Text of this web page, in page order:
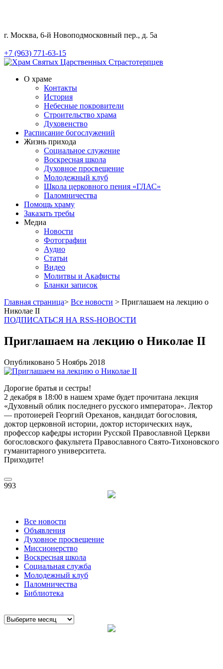
г. Москва, 6-й Новоподмосковный пер., д. 5а
+7 (963) 771-63-15
О храме
Контакты
История
Небесные покровители
Строительство храма
Духовенство
Расписание богослужений
Жизнь прихода
Социальное служение
Воскресная школа
Духовное просвещение
Молодежный клуб
Школа церковного пения «ГЛАС»
Паломничества
Помощь храму
Заказать требы
Медиа
Новости
Фотографии
Аудио
Статьи
Видео
Молитвы и Акафисты
Бланки записок
Главная страница> Все новости > Приглашаем на лекцию о
Николае II
ПОДПИСАТЬСЯ НА RSS-НОВОСТИ
Приглашаем на лекцию о Николае II
Опубликовано 5 Ноябрь 2018
Дорогие братья и сестры!
2 декабря в 18:00 в нашем храме будет прочитана лекция
«Духовный облик последнего русского императора». Лектор
— протоиерей Георгий Ореханов, кандидат богословия,
доктор церковной истории, доктор исторических наук,
профессор кафедры истории Русской Православной Церкви
богословского факультета Православного Свято-Тихоновского
гуманитарного университета.
Приходите!
993
Все новости
Объявления
Духовное просвещение
Миссионерство
Воскресная школа
Социальная служба
Молодежный клуб
Паломничества
Библиотека